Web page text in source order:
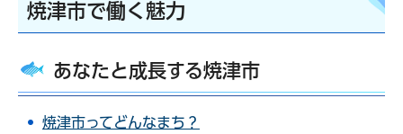
焼津市で働く魅力
あなたと成長する焼津市
焼津市ってどんなまち？